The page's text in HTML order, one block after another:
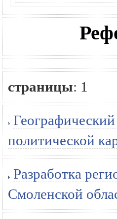
страницы: 1
политической
Разработка
Смоленской